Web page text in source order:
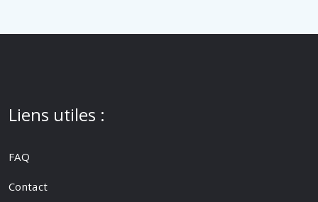
Liens utiles :
FAQ
Contact